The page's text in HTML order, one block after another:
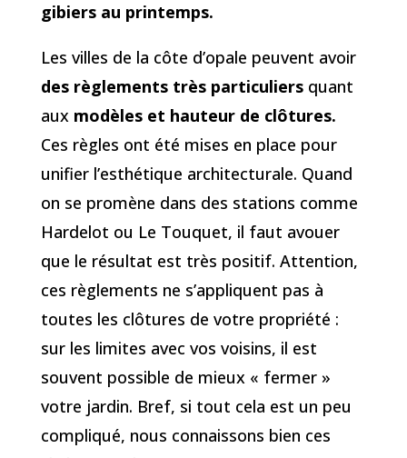
gibiers au printemps.
Les villes de la côte d’opale peuvent avoir
des règlements très particuliersquant
aux modèles et hauteur de clôtures.
Ces règles ont été mises en place pour
unifier l’esthétique architecturale. Quand
on se promène dans des stations comme
Hardelot ou Le Touquet, il faut avouer
que le résultat est très positif. Attention,
ces règlements ne s’appliquent pas à
toutes les clôtures de votre propriété :
sur les limites avec vos voisins, il est
souvent possible de mieux « fermer »
votre jardin. Bref, si tout cela est un peu
compliqué, nous connaissons bien ces